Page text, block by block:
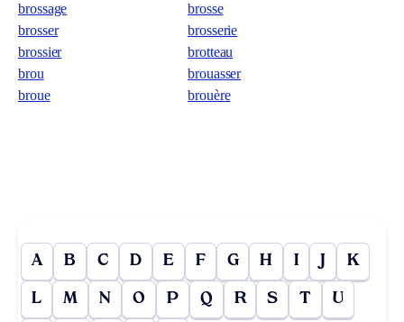
brossage
brosse
brosser
brosserie
brossier
brotteau
brou
brouasser
broue
brouère
A B C D E F G H I J K
L M N O P Q R S T U